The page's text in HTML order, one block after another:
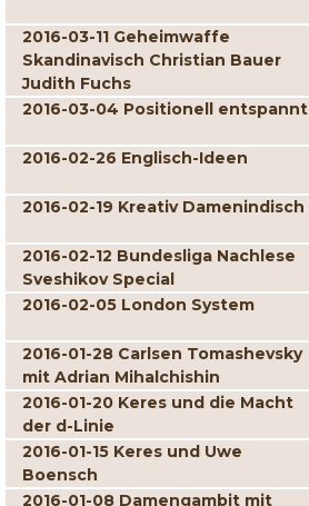
2016-03-11 Geheimwaffe
Skandinavisch Christian Bauer
Judith Fuchs
2016-03-04 Positionell entspannt
2016-02-26 Englisch-Ideen
2016-02-19 Kreativ Damenindisch
2016-02-12 Bundesliga Nachlese
Sveshikov Special
2016-02-05 London System
2016-01-28 Carlsen Tomashevsky
mit Adrian Mihalchishin
2016-01-20 Keres und die Macht
der d-Linie
2016-01-15 Keres und Uwe
Boensch
2016-01-08 Damengambit mit